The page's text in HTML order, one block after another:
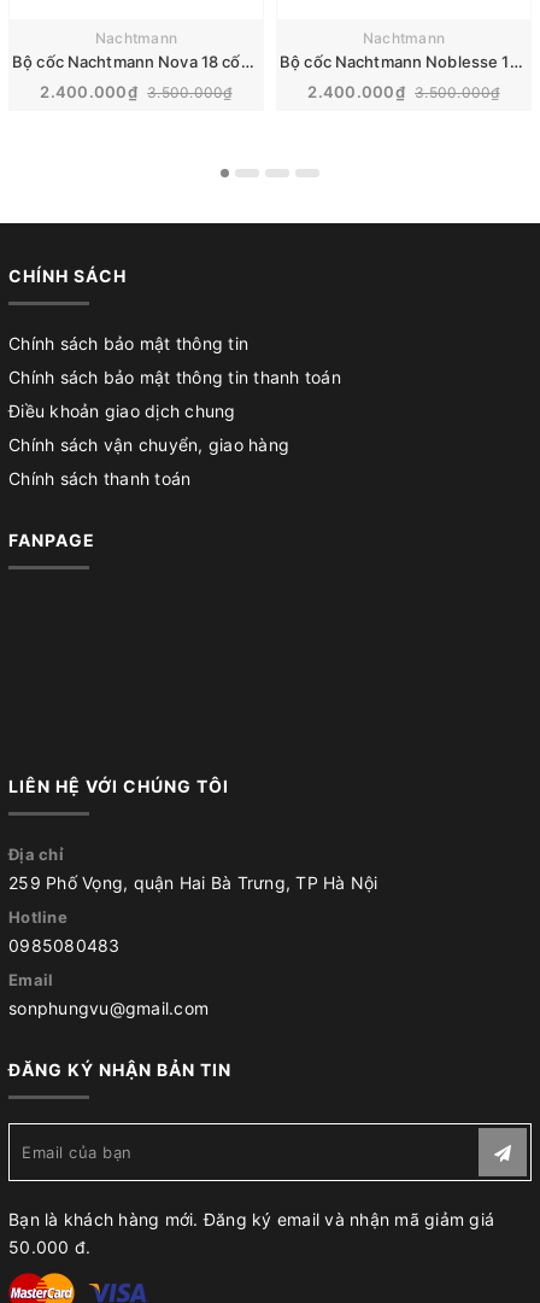
Nachtmann
Bộ cốc Nachtmann Nova 18 cốc | 103000
2.400.000₫ 3.500.000₫
Nachtmann
Bộ cốc Nachtmann Noblesse 18 cốc | 101764
2.400.000₫ 3.500.000₫
CHÍNH SÁCH
Chính sách bảo mật thông tin
Chính sách bảo mật thông tin thanh toán
Điều khoản giao dịch chung
Chính sách vận chuyển, giao hàng
Chính sách thanh toán
FANPAGE
LIÊN HỆ VỚI CHÚNG TÔI
Địa chỉ
259 Phố Vọng, quận Hai Bà Trưng, TP Hà Nội
Hotline
0985080483
Email
sonphungvu@gmail.com
ĐĂNG KÝ NHẬN BẢN TIN
Bạn là khách hàng mới. Đăng ký email và nhận mã giảm giá
50.000 đ.